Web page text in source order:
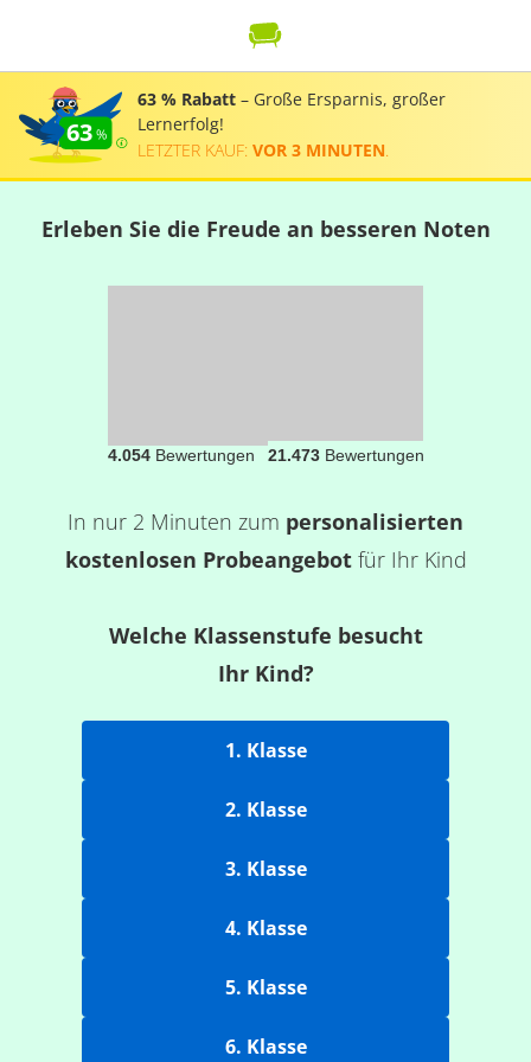
63
63 % Rabatt – Große Ersparnis, großer
Lernerfolg!
LETZTER KAUF: VOR 3 MINUTEN
Erleben Sie die Freude an besseren Noten
4.054Bewertungen 21.473Bewertungen
In nur 2 Minuten zum personalisierten
kostenlosen Probeangebotfür Ihr Kind
Welche Klassenstufe besucht
Ihr Kind?
1. Klasse
2. Klasse
3. Klasse
4. Klasse
5. Klasse
6. Klasse